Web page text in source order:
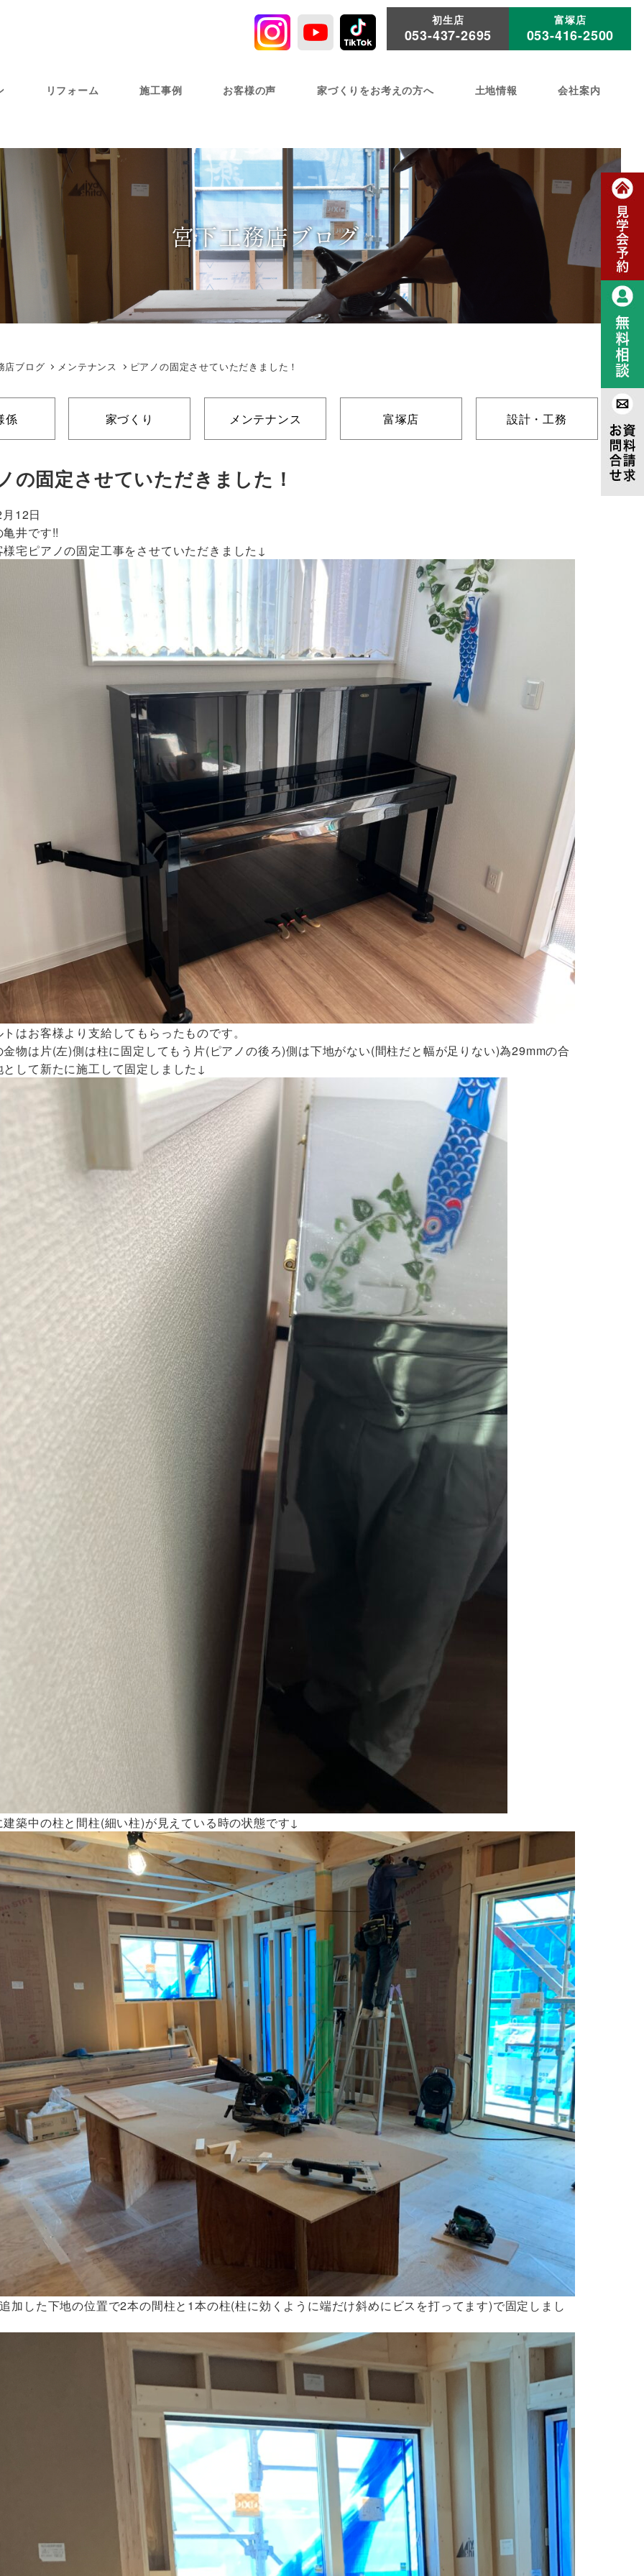
初生店
053-437-2695
富塚店
053-416-2500
リフォーム 施工事例 お客様の声 家づくりをお考えの方へ 土地情報 会社案内
宮下工務店ブログ
店ブログ メンテナンス ピアノの固定させていただきました！
係 家づくり メンテナンス 富塚店 設計・工務
の固定させていただきました！
12日
井です!!
様宅ピアノの固定工事をさせていただきました↓
はお客様より支給してもらったものです。
金物は片(左)側は柱に固定してもう片(ピアノの後ろ)側は下地がない(間柱だと幅が足りない)為29mmの合
として新たに施工して固定しました↓
建築中の柱と間柱(細い柱)が見えている時の状態です↓
加した下地の位置で2本の間柱と1本の柱(柱に効くように端だけ斜めにビスを打ってます)で固定しまし